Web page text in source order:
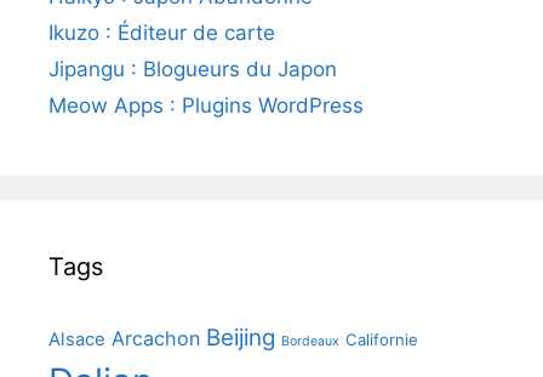
Ikuzo : Éditeur de carte
Jipangu : Blogueurs du Japon
Meow Apps : Plugins WordPress
Tags
Alsace Arcachon Beijing Bordeaux Californie